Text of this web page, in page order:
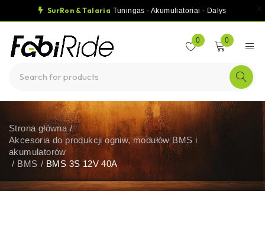
SurRon & Talaria Tuningas - Akumuliatoriai - Dalys
0 0
Strona główna /
Akcesoria do produkcji ogniw, modułów BMS i
akumulatorów
/ BMS / BMS 3S 12V 40A